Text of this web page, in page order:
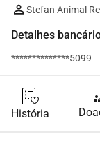
Stefan Animal
Detalhes
**************5099
História